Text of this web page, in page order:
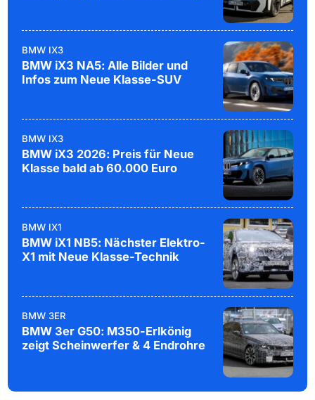
BMW IX3
BMW iX3 NA5: Alle Bilder und
Infos zum Neue Klasse-SUV
BMW IX3
BMW iX3 2026: Preis für Neue
Klasse bald ab 60.000 Euro
BMW IX1
BMW iX1 NB5: Nächster Elektro-
X1 mit Neue Klasse-Technik
BMW 3ER
BMW 3er G50: M350-Erlkönig
zeigt Scheinwerfer & 4 Endrohre